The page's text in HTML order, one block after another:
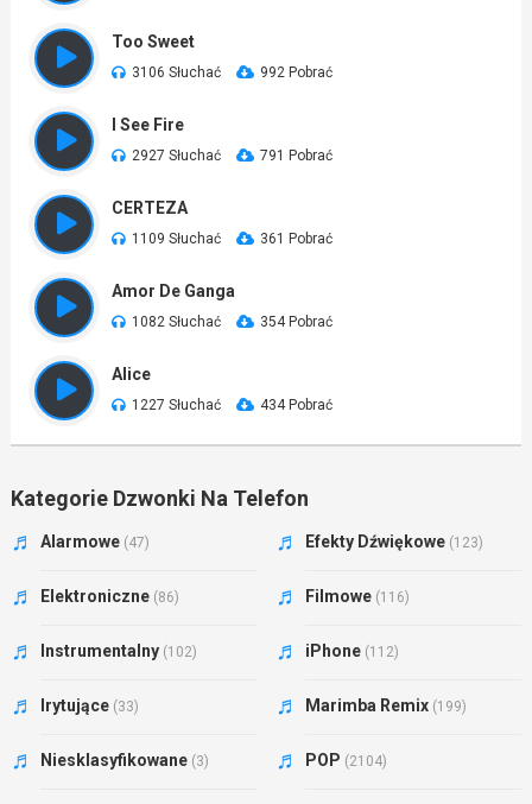
Too Sweet
3106 Słuchać 992 Pobrać
I See Fire
2927 Słuchać 791 Pobrać
CERTEZA
1109 Słuchać 361 Pobrać
Amor De Ganga
1082 Słuchać 354 Pobrać
Alice
1227 Słuchać 434 Pobrać
Kategorie Dzwonki Na Telefon
Alarmowe (47) Efekty Dźwiękowe (123)
Elektroniczne (86) Filmowe (116)
Instrumentalny (102) iPhone (112)
Irytujące (33) Marimba Remix (199)
Niesklasyfikowane (3) POP (2104)